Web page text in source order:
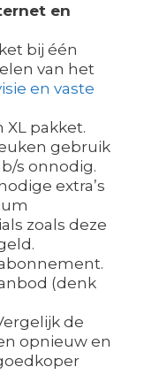
en
bij één
van het
en vaste
pakket.
gebruik
s onnodig.
extra’s
zoals deze
(denk
de
opnieuw en